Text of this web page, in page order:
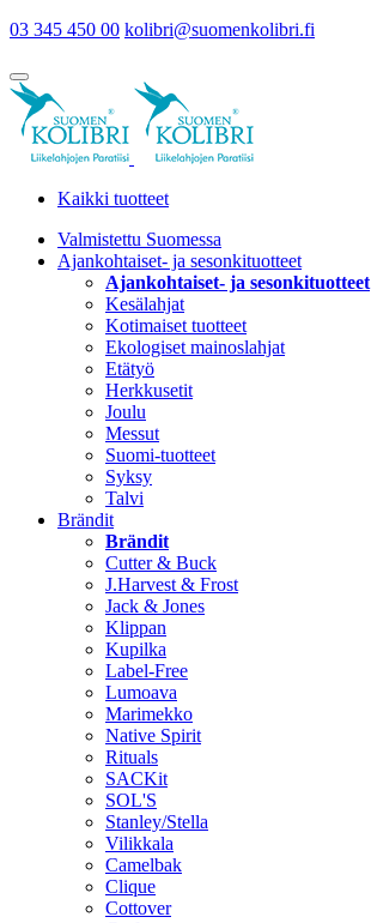
03 345 450 00 kolibri@suomenkolibri.fi
Kaikki tuotteet
Valmistettu Suomessa
Ajankohtaiset- ja sesonkituotteet
Ajankohtaiset- ja sesonkituotteet
Kesälahjat
Kotimaiset tuotteet
Ekologiset mainoslahjat
Etätyö
Herkkusetit
Joulu
Messut
Suomi-tuotteet
Syksy
Talvi
Brändit
Brändit
Cutter & Buck
J.Harvest & Frost
Jack & Jones
Klippan
Kupilka
Label-Free
Lumoava
Marimekko
Native Spirit
Rituals
SACKit
SOL'S
Stanley/Stella
Vilikkala
Camelbak
Clique
Cottover